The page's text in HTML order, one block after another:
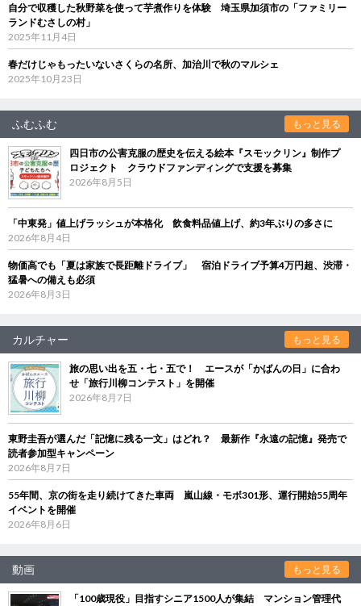
自分で収穫した秋野菜を使って芋煮作りを体験 埼玉県加須市の「ファミリー
ランドむさしの村」
2025年11月4日
春だけじゃもったいないさくらの名所、加治川で秋のマルシェ
2025年10月23日
ふむふむ もっと見る
四日市の公害克服の歴史を伝える絵本『スモックリン』制作プ
ロジェクト クラウドファンディングで支援を募集
2026年8月5日
「中東発」値上げラッシュが本格化 飲食料品値上げ、約3年ぶりの多さに
2026年8月4日
物価高でも「夏は家族で長距離ドライブ」 宿泊ドライブ予算4万円超、渋滞・
猛暑への備えも必須
2026年8月3日
カルチャー もっと見る
旅の思い出を五・七・五で！ エースが「かばんの日」に合わ
せ「旅行川柳コンテスト」を開催
2026年8月7日
東野圭吾が選んだ「記憶に残る一文」はどれ？ 最新作『永遠の記憶』発売で
読者参加型キャンペーン
2026年8月7日
55年間、京の街を走り続けてきた車両 嵐山線・モボ301形、運行開始55周年
イベントを開催
2026年8月6日
動画 もっと見る
「100歳現役」目指すシニア1500人が集結 マンション管理代